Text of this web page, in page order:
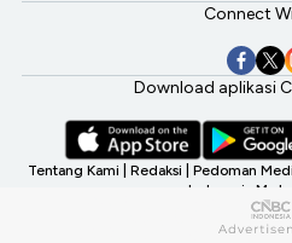
Connect
Download aplikasi
Tentang Kami Redaksi Pedoman
Indonesia My
©2026 CNBC Indonesia, A